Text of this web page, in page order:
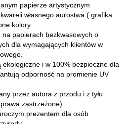
papierze artystycznym
własnego aurostwa ( grafika
kolory.
papierach bezkwasowych o
dla wymagających klientów w
i w 100% bezpieczne dla
odporność na promienie UV
przez autora z przodu i z tyłu .
zastrzeżone).
prezentem dla osób